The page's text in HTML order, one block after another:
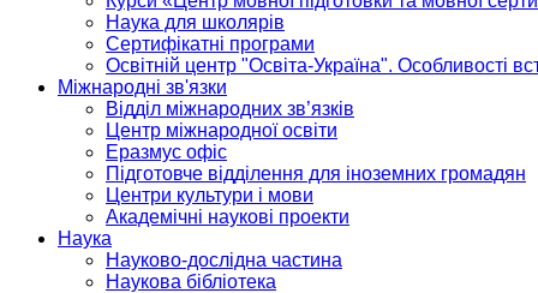
Наука для школярів
Сертифікатні програми
Освітній центр "Освіта-Україна". Особливості
Міжнародні зв'язки
Відділ міжнародних зв’язків
Центр міжнародної освіти
Еразмус офіс
Підготовче відділення для іноземних громадян
Центри культури і мови
Академічні наукові проекти
Наука
Науково-дослідна частина
Наукова бібліотека